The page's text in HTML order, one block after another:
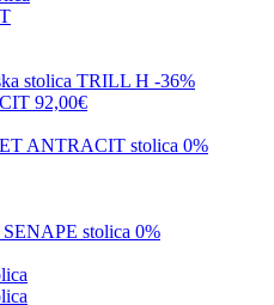
-36%
92,00€
0%
0%